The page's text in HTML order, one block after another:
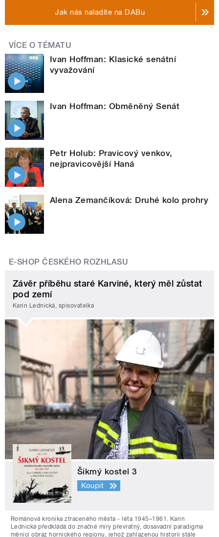
Jak nás naladíte na DABu
VÍCE O TÉMATU
Ivan Hoffman: Klasické senátní
vyvažování
Ivan Hoffman: Obměněný Senát
Petr Holub: Pravicový venkov,
nejpravicovější Haná
Alena Zemančíková: Druhé kolo prohry
E-SHOP ČESKÉHO ROZHLASU
Závěr příběhu staré Karviné, který měl zůstat
pod zemí
Karin Lednická, spisovatelka
Šikmý kostel 3
Koupit
Románová kronika ztraceného města - léta 1945–1961. Karin
Lednická předkládá do značné míry převratný, dosavadní paradigma
měnící obraz hornického regionu, jehož zahlazenou historii stále